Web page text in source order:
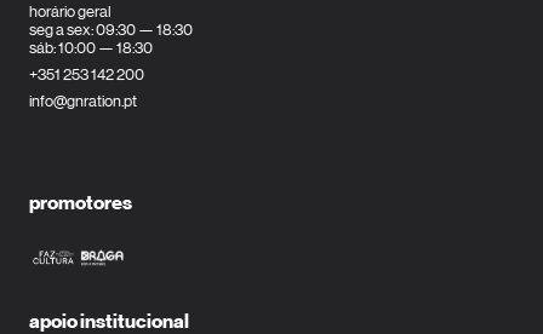
horário geral
seg a sex: 09:30 — 18:30
sáb: 10:00 — 18:30
+351 253 142 200
info@gnration.pt
promotores
apoio institucional